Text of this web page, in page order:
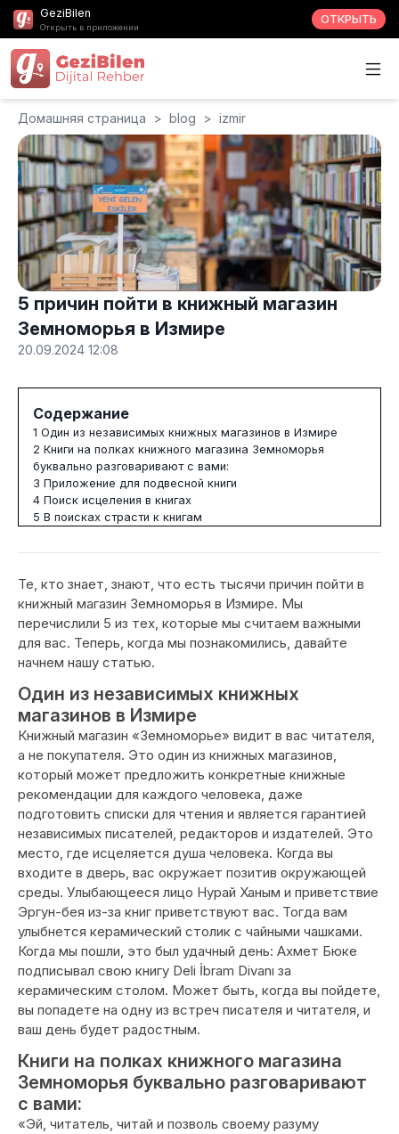
GeziBilen
Открыть в приложении
ОТКРЫТЬ
Домашняя страница > blog > izmir
5 причин пойти в книжный магазин
Земноморья в Измире
20.09.2024 12:08
Содержание
1 Один из независимых книжных магазинов в Измире
2 Книги на полках книжного магазина Земноморья
буквально разговаривают с вами:
3 Приложение для подвесной книги
4 Поиск исцеления в книгах
5 В поисках страсти к книгам
Те, кто знает, знают, что есть тысячи причин пойти в
книжный магазин Земноморья в Измире. Мы
перечислили 5 из тех, которые мы считаем важными
для вас. Теперь, когда мы познакомились, давайте
начнем нашу статью.
Один из независимых книжных
магазинов в Измире
Книжный магазин «Земноморье» видит в вас читателя,
а не покупателя. Это один из книжных магазинов,
который может предложить конкретные книжные
рекомендации для каждого человека, даже
подготовить списки для чтения и является гарантией
независимых писателей, редакторов и издателей. Это
место, где исцеляется душа человека. Когда вы
входите в дверь, вас окружает позитив окружающей
среды. Улыбающееся лицо Нурай Ханым и приветствие
Эргун-бея из-за книг приветствуют вас. Тогда вам
улыбнется керамический столик с чайными чашками.
Когда мы пошли, это был удачный день: Ахмет Бюке
подписывал свою книгу Deli İbram Divanı за
керамическим столом. Может быть, когда вы пойдете,
вы попадете на одну из встреч писателя и читателя, и
ваш день будет радостным.
Книги на полках книжного магазина
Земноморья буквально разговаривают
с вами:
«Эй, читатель, читай и позволь своему разуму